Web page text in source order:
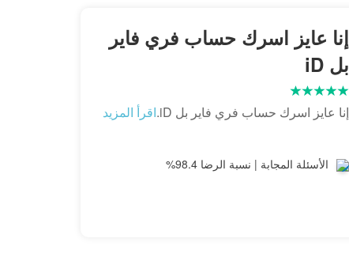
إنا عايز اسرك حساب فري فاير
بل iD
إنا عايز اسرك حساب فري فاير بل iD. اقرأ المزيد
الأسئلة المجابة | نسبة الرضا 98.4%